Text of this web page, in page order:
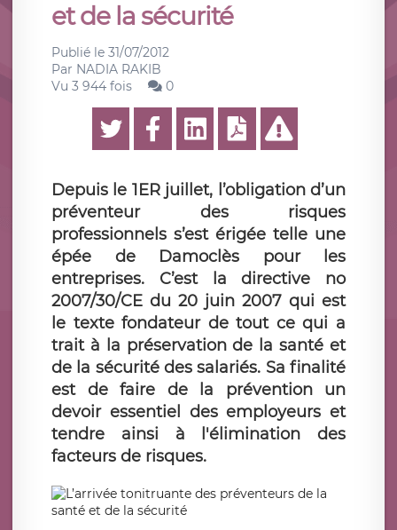
et de la sécurité
Publié le 31/07/2012
Par NADIA RAKIB
Vu 3 944 fois
0
Depuis le 1ER juillet, l’obligation d’un
préventeur des risques
professionnels s’est érigée telle une
épée de Damoclès pour les
entreprises. C’est la directive no
2007/30/CE du 20 juin 2007 qui est
le texte fondateur de tout ce qui a
trait à la préservation de la santé et
de la sécurité des salariés. Sa finalité
est de faire de la prévention un
devoir essentiel des employeurs et
tendre ainsi à l'élimination des
facteurs de risques.